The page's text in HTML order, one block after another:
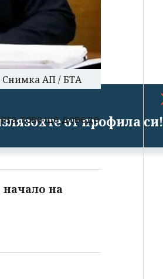
от профила си!
Снимка АП / БТА
това ще доведе
начало на